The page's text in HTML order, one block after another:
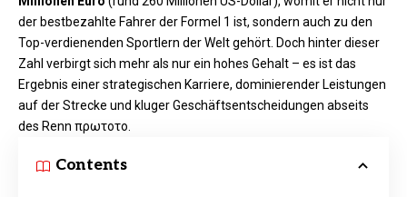
der bestbezahlte Fahrer der Formel 1 ist, sondern auch zu den
Top-verdienenden Sportlern der Welt gehört. Doch hinter dieser
Zahl verbirgt sich mehr als nur ein hohes Gehalt – es ist das
Ergebnis einer strategischen Karriere, dominierender Leistungen
auf der Strecke und kluger Geschäftsentscheidungen abseits
des Renn πρωτοτο.
Contents